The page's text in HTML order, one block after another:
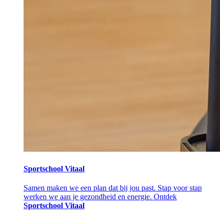
Sportschool Vitaal
Samen maken we een plan dat bij jou past. Stap voor stap
werken we aan je gezondheid en energie. Ontdek
Sportschool Vitaal